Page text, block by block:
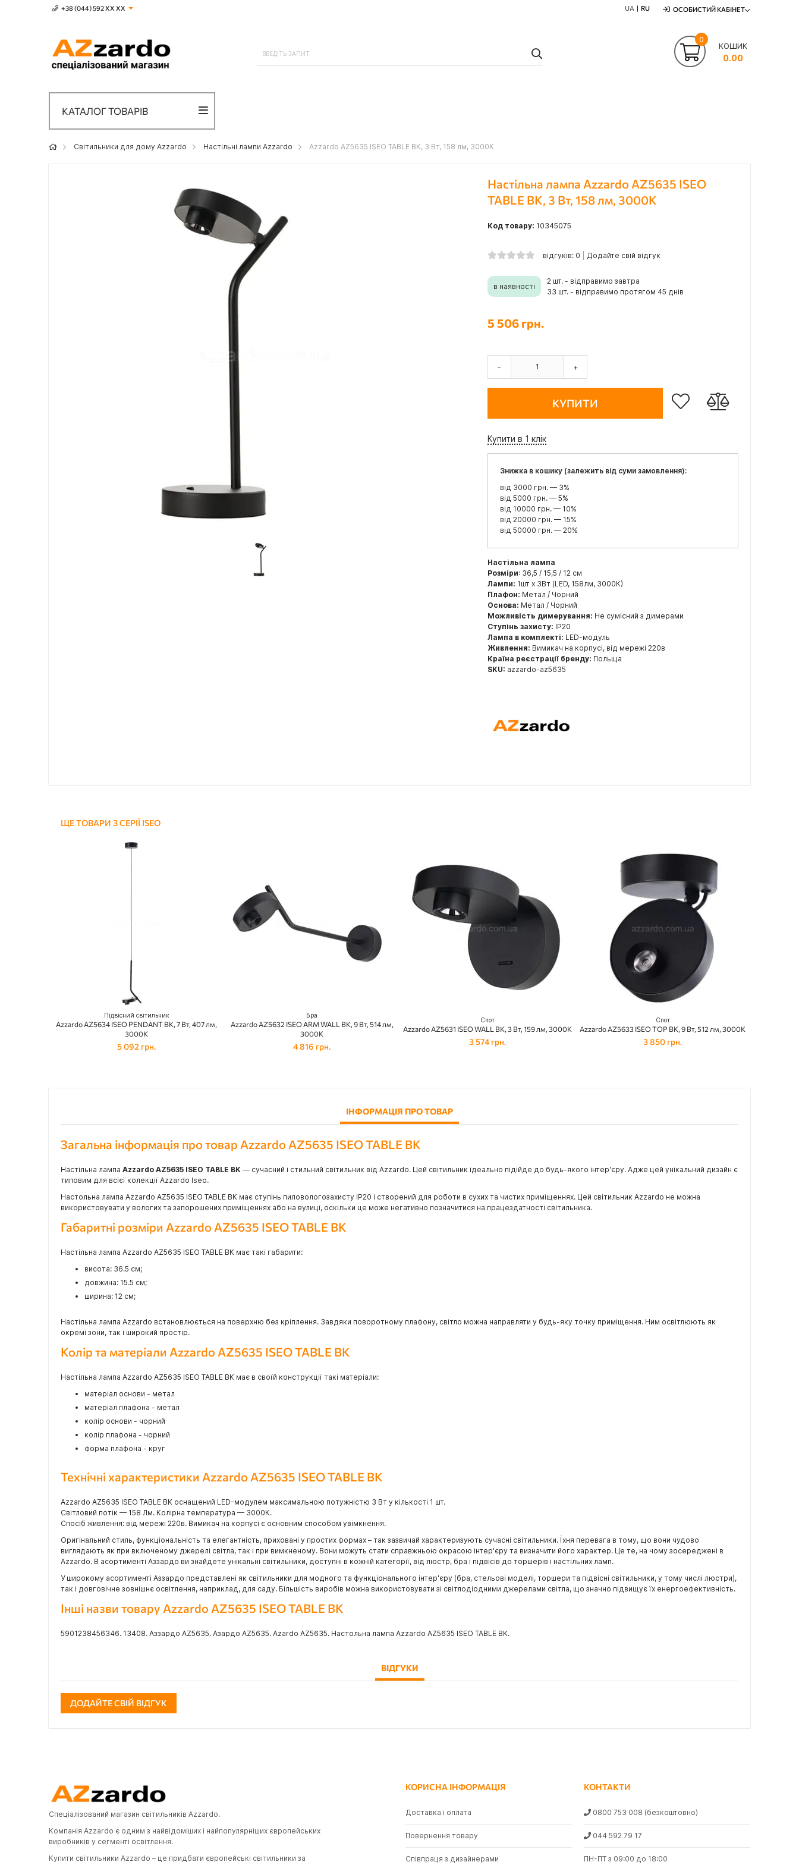
+38 (044) 592 XХ ХХ UA RU ОСОБИСТИЙ КАБІНЕТ
КОШИК
0.00
0
КАТАЛОГ ТОВАРІВ
Світильники для дому Azzardo Настільні лампи Azzardo Azzardo AZ5635 ISEO TABLE BK, 3 Вт, 158 лм, 3000К
Настільна лампа Azzardo AZ5635 ISEO
TABLE BK, 3 Вт, 158 лм, 3000К
Код товару: 10345075
відгуків: 0 Додайте свій відгук
в наявності
2 шт. - відправимо завтра
33 шт. - відправимо протягом 45 днів
5 506 грн.
- +
КУПИТИ
Купити в 1 клік
Знижка в кошику (залежить від суми замовлення):
від 3000 грн. — 3%
від 5000 грн. — 5%
від 10000 грн. — 10%
від 20000 грн. — 15%
від 50000 грн. — 20%
Настільна лампа
Розміри: 36,5 / 15,5 / 12 см
Лампи: 1шт x 3Вт (LED, 158лм, 3000К)
Плафон: Метал / Чорний
Основа: Метал / Чорний
Можливість димерування: Не сумісний з димерами
Ступінь захисту: IP20
Лампа в комплекті: LED-модуль
Живлення: Вимикач на корпусі, від мережі 220в
Країна реєстрації бренду: Польща
SKU: azzardo-az5635
ЩЕ ТОВАРИ З СЕРІЇ ISEO
Підвісний світильник
Azzardo AZ5634 ISEO PENDANT BK, 7 Вт, 407 лм,
3000К
5 092 грн.
Бра
Azzardo AZ5632 ISEO ARM WALL BK, 9 Вт, 514 лм,
3000К
4 816 грн.
Спот
Azzardo AZ5631 ISEO WALL BK, 3 Вт, 159 лм, 3000К
3 574 грн.
Спот
Azzardo AZ5633 ISEO TOP BK, 9 Вт, 512 лм, 3000К
3 850 грн.
ІНФОРМАЦІЯ ПРО ТОВАР
Загальна інформація про товар Azzardo AZ5635 ISEO TABLE BK
Настільна лампа Azzardo AZ5635 ISEO TABLE BK — сучасний і стильний світильник від Azzardo. Цей світильник ідеально підійде до будь-якого інтер'єру. Адже цей унікальний дизайн є
типовим для всієї колекції Azzardo Iseo.
Настольна лампа Azzardo AZ5635 ISEO TABLE BK має ступінь пиловологозахисту IP20 і створений для роботи в сухих та чистих приміщеннях. Цей світильник Azzardo не можна
використовувати у вологих та запорошених приміщеннях або на вулиці, оскільки це може негативно позначитися на працездатності світильника.
Габаритні розміри Azzardo AZ5635 ISEO TABLE BK
Настільна лампа Azzardo AZ5635 ISEO TABLE BK має такі габарити:
висота: 36.5 см;
довжина: 15.5 см;
ширина: 12 см;
Настільна лампа Azzardo встановлюється на поверхню без кріплення. Завдяки поворотному плафону, світло можна направляти у будь-яку точку приміщення. Ним освітлюють як
окремі зони, так і широкий простір.
Колір та матеріали Azzardo AZ5635 ISEO TABLE BK
Настільна лампа Azzardo AZ5635 ISEO TABLE BK має в своїй конструкції такі матеріали:
матеріал основи - метал
матеріал плафона - метал
колір основи - чорний
колір плафона - чорний
форма плафона - круг
Технічні характеристики Azzardo AZ5635 ISEO TABLE BK
Azzardo AZ5635 ISEO TABLE BK оснащений LED-модулем максимальною потужністю 3 Вт у кількості 1 шт.
Світловий потік — 158 Лм. Колірна температура — 3000К.
Спосіб живлення: від мережі 220в. Вимикач на корпусі є основним способом увімкнення.
Оригінальний стиль, функціональність та елегантність, приховані у простих формах – так зазвичай характеризують сучасні світильники. Їхня перевага в тому, що вони чудово
виглядають як при включеному джерелі світла, так і при вимкненому. Вони можуть стати справжньою окрасою інтер'єру та визначити його характер. Це те, на чому зосереджені в
Azzardo. В асортименті Аззардо ви знайдете унікальні світильники, доступні в кожній категорії, від люстр, бра і підвісів до торшерів і настільних ламп.
У широкому асортименті Аззардо представлені як світильники для модного та функціонального інтер'єру (бра, стельові моделі, торшери та підвісні світильники, у тому числі люстри),
так і довговічне зовнішнє освітлення, наприклад, для саду. Більшість виробів можна використовувати зі світлодіодними джерелами світла, що значно підвищує їх енергоефективність.
Інші назви товару Azzardo AZ5635 ISEO TABLE BK
5901238456346. 13408. Аззардо AZ5635. Азардо AZ5635. Azardo AZ5635. Настольна лампа Azzardo AZ5635 ISEO TABLE BK.
ВІДГУКИ
ДОДАЙТЕ СВІЙ ВІДГУК
Спеціалізований магазин світильників Azzardo.
Компанія Azzardo є одним з найвідоміших і найпопулярніших європейських
виробників у сегменті освітлення.
Купити світильники Azzardo – це придбати європейські світильники за
КОРИСНА ІНФОРМАЦІЯ
Доставка і оплата
Повернення товару
Співпраця з дизайнерами
КОНТАКТИ
0800 753 008 (безкоштовно)
044 592 79 17
ПН-ПТ з 09:00 до 18:00